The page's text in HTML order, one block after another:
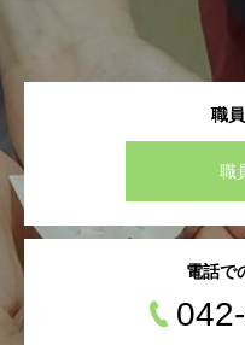
職
職
電話で